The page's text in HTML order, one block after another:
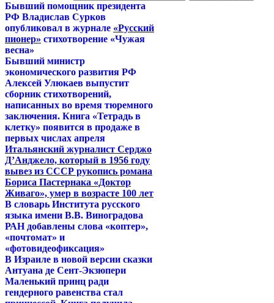
Бывший помощник президента
РФ Владислав Сурков
опубликовал в журнале «Русский
пионер» стихотворение «Чужая
весна»
Бывший министр
экономического развития РФ
Алексей Улюкаев выпустит
сборник стихотворений,
написанных во время тюремного
заключения. Книга «Тетрадь в
клетку» появится в продаже в
первых числах апреля
Итальянский журналист Серджо
Д’Анджело, который в 1956 году
вывез из СССР рукопись романа
Бориса Пастернака «Доктор
Живаго», умер в возрасте 100 лет
В словарь Института русского
языка имени В.В. Виноградова
РАН добавлены слова «коптер»,
«почтомат» и
«фотовидеофиксация»
В Израиле в новой версии сказки
Антуана де Сент-Экзюпери
Маленький принц ради
гендерного равенства стал